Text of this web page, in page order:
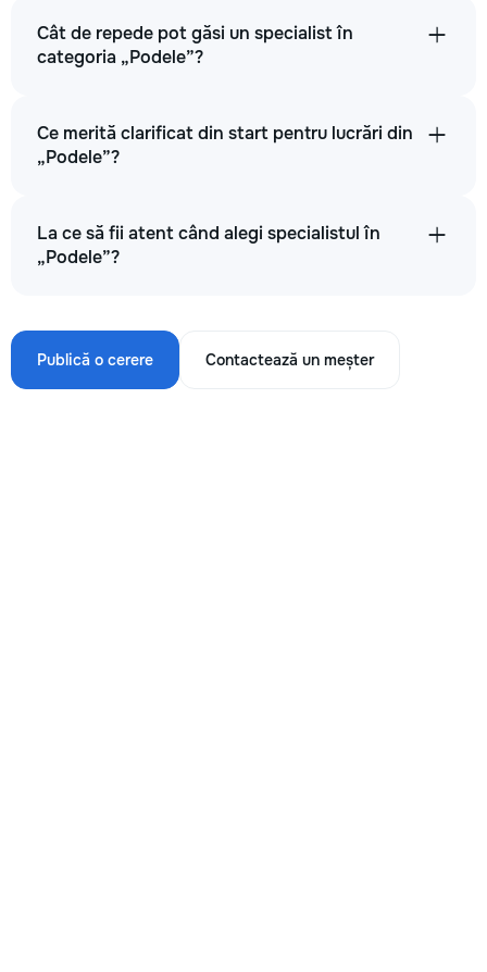
Cât de repede pot găsi un specialist în
categoria „Podele”?
Ce merită clarificat din start pentru lucrări din
„Podele”?
La ce să fii atent când alegi specialistul în
„Podele”?
Publică o cerere Contactează un meșter